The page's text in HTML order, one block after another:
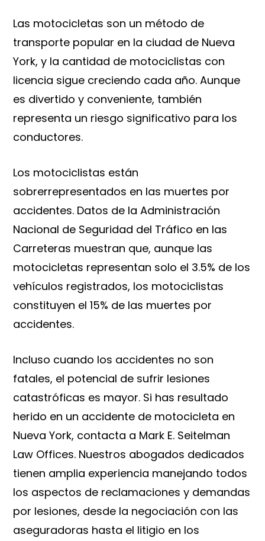
Las motocicletas son un método de
transporte popular en la ciudad de Nueva
York, y la cantidad de motociclistas con
licencia sigue creciendo cada año. Aunque
es divertido y conveniente, también
representa un riesgo significativo para los
conductores.
Los motociclistas están
sobrerrepresentados en las muertes por
accidentes. Datos de la Administración
Nacional de Seguridad del Tráfico en las
Carreteras muestran que, aunque las
motocicletas representan solo el 3.5% de los
vehículos registrados, los motociclistas
constituyen el 15% de las muertes por
accidentes.
Incluso cuando los accidentes no son
fatales, el potencial de sufrir lesiones
catastróficas es mayor. Si has resultado
herido en un accidente de motocicleta en
Nueva York, contacta a Mark E. Seitelman
Law Offices. Nuestros abogados dedicados
tienen amplia experiencia manejando todos
los aspectos de reclamaciones y demandas
por lesiones, desde la negociación con las
aseguradoras hasta el litigio en los